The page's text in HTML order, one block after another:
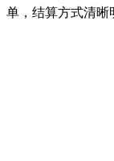
单，结算方式清晰